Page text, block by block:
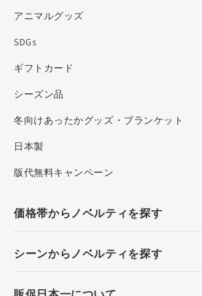
アニマルグッズ
SDGs
ギフトカード
シーズン品
冬向けあったかグッズ・ブランケット
日本製
版代無料キャンペーン
価格帯からノベルティを探す
シーンからノベルティを探す